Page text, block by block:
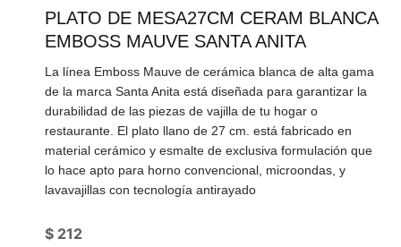
PLATO DE MESA27CM CERAM BLANCA
EMBOSS MAUVE SANTA ANITA
La línea Emboss Mauve de cerámica blanca de alta gama
de la marca Santa Anita está diseñada para garantizar la
durabilidad de las piezas de vajilla de tu hogar o
restaurante. El plato llano de 27 cm. está fabricado en
material cerámico y esmalte de exclusiva formulación que
lo hace apto para horno convencional, microondas, y
lavavajillas con tecnología antirayado
$ 212